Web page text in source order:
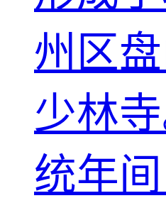
州区
少林
统年